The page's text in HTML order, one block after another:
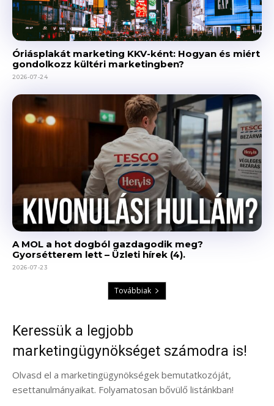
Óriásplakát marketing KKV-ként: Hogyan és miért
gondolkozz kültéri marketingben?
2026-07-24
A MOL a hot dogból gazdagodik meg?
Gyorsétterem lett – Üzleti hírek (4).
2026-07-23
Továbbiak
Keressük a legjobb
marketingügynökséget számodra is!
Olvasd el a marketingügynökségek bemutatkozóját,
esettanulmányaikat. Folyamatosan bővülő listánkban!